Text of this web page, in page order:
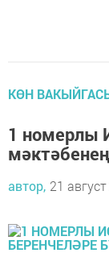
КӨН
1 номерлы
автор, 21